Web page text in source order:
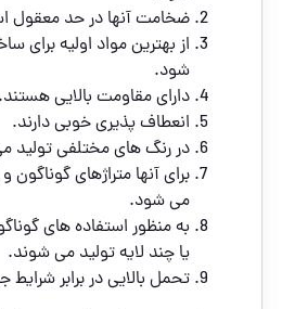
ضخامت آنها در حد معقول
از بهترین مواد اولیه برای
شود.
دارای مقاومت بالایی هستند.
انعطاف پذیری خوبی دارند.
در رنگ های مختلفی تولید
برای آنها متراژهای گوناگون
می شود.
به منظور استفاده های
یا چند لایه تولید می شوند.
تحمل بالایی در برابر شرایط